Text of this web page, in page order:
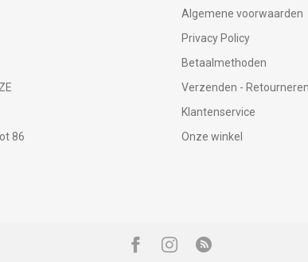
86
Algemene voorwaarden
Privacy Policy
Betaalmethoden
Verzenden -
Klantenservice
Onze winkel